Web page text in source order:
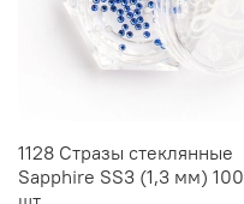
1128 Стразы стеклянные
Sapphire SS3 (1,3 мм) 100